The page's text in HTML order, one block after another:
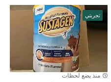
تجربتي
منذ بضع لحظات